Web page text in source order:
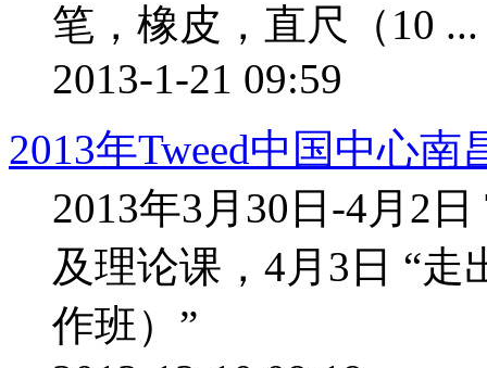
笔，橡皮，直尺（10 ...
2013-1-21 09:59
2013年Tweed中国中心南
2013年3月30日-4月2
及理论课，4月3日 “
作班）”